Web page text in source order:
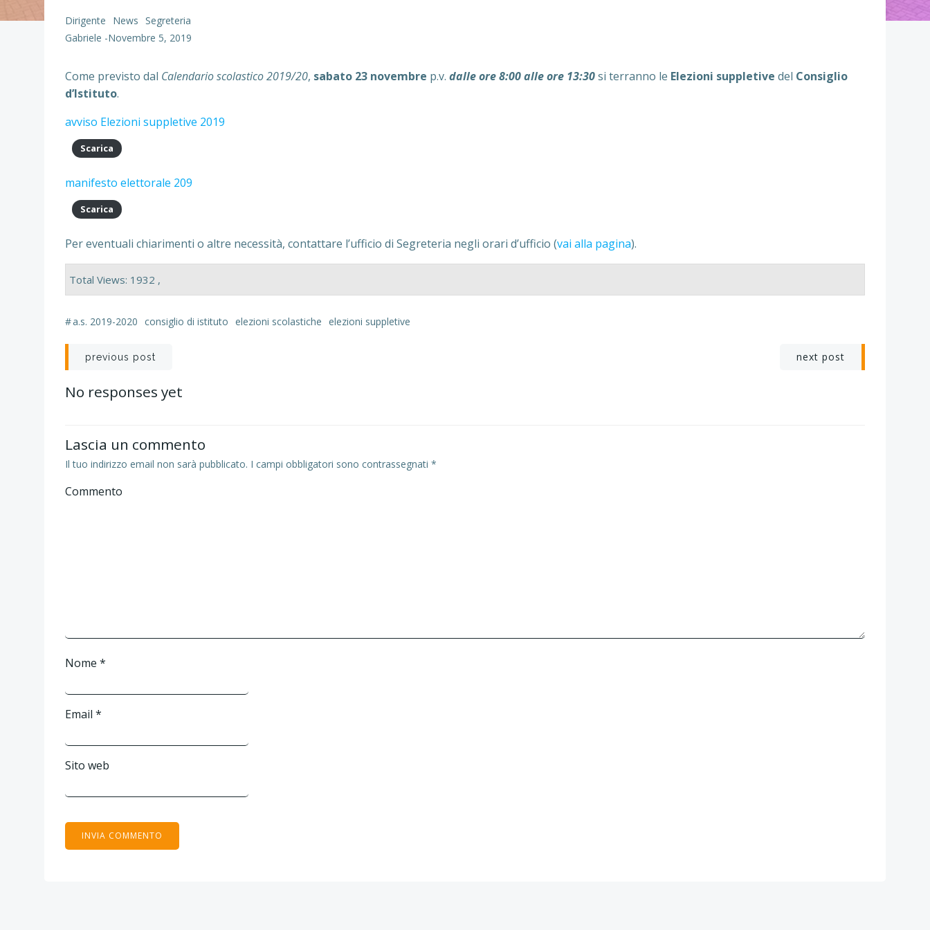
Dirigente News Segreteria
Gabriele -Novembre 5, 2019
Come previsto dal Calendario scolastico 2019/20, sabato 23 novembre p.v. dalle ore 8:00 alle ore 13:30si terranno le Elezioni suppletive del Consiglio
d’Istituto.
avviso Elezioni suppletive 2019
Scarica
manifesto elettorale 209
Scarica
Per eventuali chiarimenti o altre necessità, contattare l’ufficio di Segreteria negli orari d’ufficio (vai alla pagina).
Total Views: 1932 ,
#a.s. 2019-2020 consiglio di istituto elezioni scolastiche elezioni suppletive
Navigazione
articoli
previous post next post
No responses yet
Lascia un commento
Il tuo indirizzo email non sarà pubblicato. I campi obbligatori sono contrassegnati *
Commento
Nome *
Email *
Sito web